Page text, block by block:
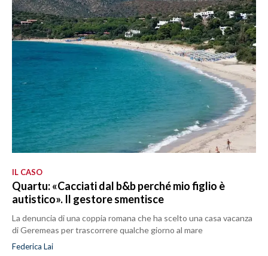
IL CASO
Quartu: «Cacciati dal b&b perché mio figlio è
autistico». Il gestore smentisce
La denuncia di una coppia romana che ha scelto una casa vacanza
di Geremeas per trascorrere qualche giorno al mare
Federica Lai